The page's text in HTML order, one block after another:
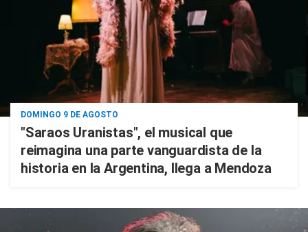
DOMINGO 9 DE AGOSTO
"Saraos Uranistas", el musical que
reimagina una parte vanguardista de la
historia en la Argentina, llega a Mendoza